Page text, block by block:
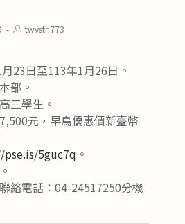
Posttwvstn773
23日至113年1月26日。
部。
三學生。
元，早鳥優惠價新臺幣
5guc7q 。
絡電話：04-24517250分機